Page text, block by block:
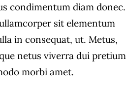
condimentum diam donec.
sit elementum
in consequat, ut. Metus,
netus viverra dui pretium
morbi amet.